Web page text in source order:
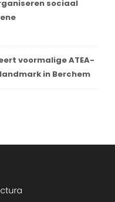
sociaal
voormalige ATEA-
in Berchem